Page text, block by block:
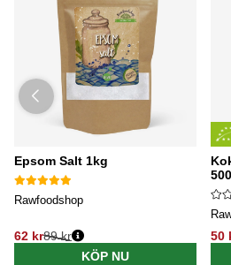
Epsom Salt 1kg
Rawfoodshop
62 kr89 kr
KÖP NU
50